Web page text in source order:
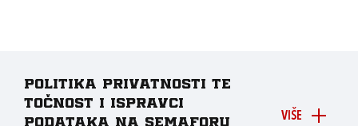
VIŠE
Politika privatnosti te
točnost i ispravci
podataka na Semaforu